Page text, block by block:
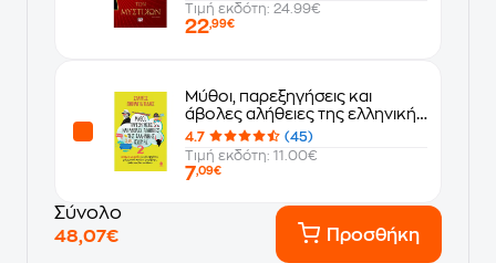
Τιμή εκδότη: 24.99€
22,99€
Μύθοι, παρεξηγήσεις και
άβολες αλήθειες της ελληνικής
ιστορίας 2
4.7
(45)
Τιμή εκδότη: 11.00€
7,09€
Σύνολο
48,07€
Προσθήκη